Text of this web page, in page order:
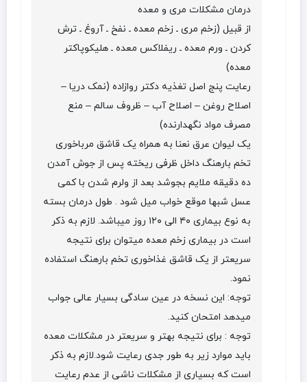
درمان مشکلات مری و معده
از قبیل (زخم مری ـ زخم معده ـ نفخ ـ آروغ ـ ترش
کردن ـ ورم معده ـ ریفلاکس معده ـ هلیکوپاکتر
معده)
رعایت پنج اصل تغذیه دکتر روازاده (نمک دریا –
اصلاح روغن – اصلاح آب – ظروف سالم – منع
مصرف مواد نگهدارنده)
یک لیوان عرق نعنا به همراه یک قاشق مرباخوری
تخم بارهنگ داخل ظرفی ریخته پس از جوش آمدن
ده دقیقه ملایم بجوشد بعد از ولرم شدن با کمی
عسل شبها موقع خواب میل شود . طول درمان بسته
به نوع بیماری ۴۰ الی ۱۲۰ روز میباشد. لازم به ذکر
است در بیماری زخم معده میتوان برای نتیجه
سریعتر از یک قاشق غذاخوری تخم بارهنگ استفاده
نمود.
توجه: این نسخه در عین سادگی بسیار عالی جواب
میدهد امتحان کنید.
توجه : برای نتیجه بهتر و سریعتر در مشکلات معده
باید موارد زیر به طور جدی رعایت شود.لازم به ذکر
است که بسیاری از مشکلات ناشی از عدم رعایت